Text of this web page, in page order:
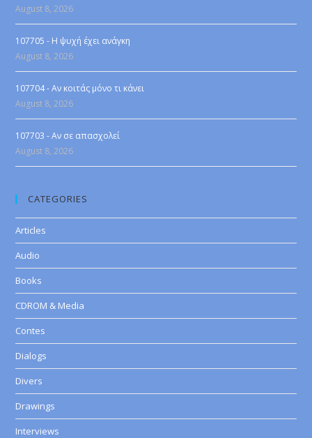
August 8, 2026
107705 - Η ψυχή έχει ανάγκη
August 8, 2026
107704 - Αν κοιτάς μόνο τι κάνει
August 8, 2026
107703 - Αν σε απασχολεί
August 8, 2026
CATEGORIES
Articles
Audio
Books
CDROM & Media
Contes
Dialogs
Divers
Drawings
Interviews